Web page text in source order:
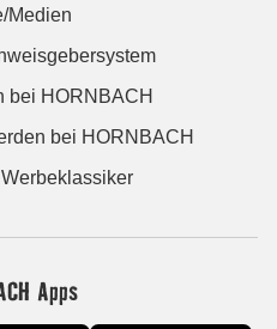
Medien
bei HORNBACH
bei HORNBACH
Apps